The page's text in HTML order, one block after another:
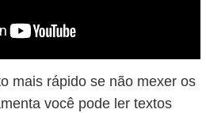
mais rápido se não mexer os
você pode ler textos